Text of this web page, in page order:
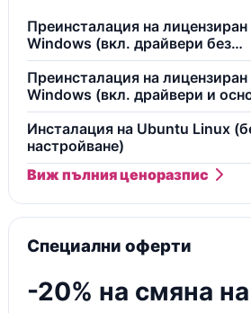
Преинсталация на лицензиран
Windows (вкл. драйвери без
безплатни програми)
Преинсталация на лицензиран
Windows (вкл. драйвери и
безплатни програми)
Инсталация на Ubuntu Linux
настройване)
Виж пълния ценоразпис
Специални оферти
-20% на смяна